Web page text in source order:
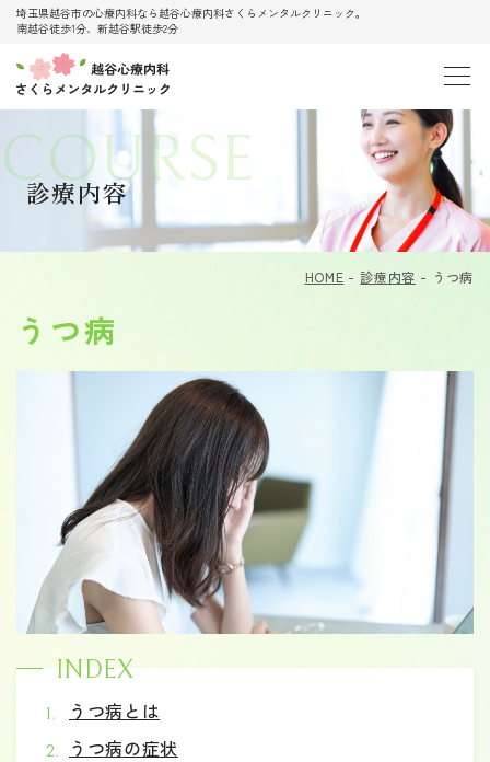
埼玉県越谷市の心療内科なら越谷心療内科さくらメンタルクリニック。
南越谷徒歩1分、新越谷駅徒歩2分
診療内容
COURSE
HOME 診療内容 うつ病
うつ病
INDEX
うつ病とは
うつ病の症状